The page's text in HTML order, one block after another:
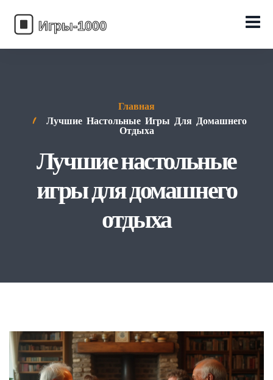
Лучшие настольные
игры для домашнего
отдыха
Главная
Лучшие Настольные Игры Для Домашнего
Отдыха